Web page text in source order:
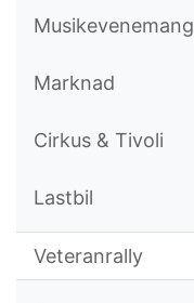
Musikevenemang
Marknad
Cirkus & Tivoli
Lastbil
Veteranrally